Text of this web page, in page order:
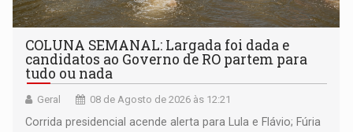
COLUNA SEMANAL: Largada foi dada e
candidatos ao Governo de RO partem para
tudo ou nada
Geral 08 de Agosto de 2026 às 12:21
Corrida presidencial acende alerta para Lula e Flávio; Fúria